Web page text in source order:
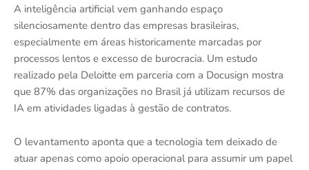
A inteligência artificial vem ganhando espaço
silenciosamente dentro das empresas brasileiras,
especialmente em áreas historicamente marcadas por
processos lentos e excesso de burocracia. Um estudo
realizado pela Deloitte em parceria com a Docusign mostra
que 87% das organizações no Brasil já utilizam recursos de
IA em atividades ligadas à gestão de contratos.
O levantamento aponta que a tecnologia tem deixado de
atuar apenas como apoio operacional para assumir um papel